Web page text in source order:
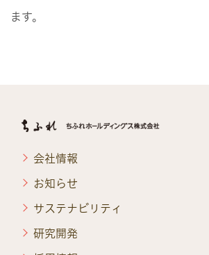
ます。
会社情報
お知らせ
サステナビリティ
研究開発